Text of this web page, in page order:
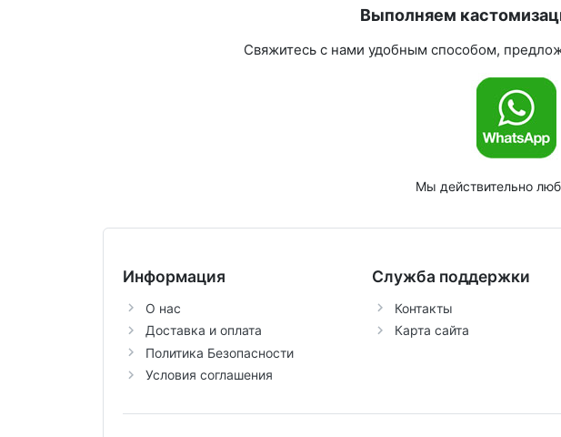
Выполняем
Свяжитесь с нами удобным способом,
Мы действительно
Информация
О нас
Доставка и оплата
Политика Безопасности
Условия соглашения
Служба поддержки
Контакты
Карта сайта